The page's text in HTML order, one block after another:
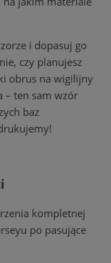
i dopasuj go
czy planujesz
obrus na wigilijny
– ten sam wzór
baz
kompletnej
po pasujące